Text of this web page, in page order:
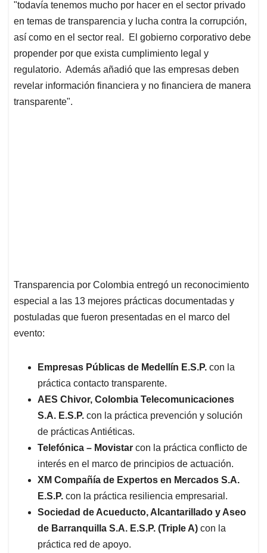
"todavía tenemos mucho por hacer en el sector privado
en temas de transparencia y lucha contra la corrupción,
así como en el sector real. El gobierno corporativo debe
propender por que exista cumplimiento legal y
regulatorio. Además añadió que las empresas deben
revelar información financiera y no financiera de manera
transparente".
Transparencia por Colombia entregó un reconocimiento
especial a las 13 mejores prácticas documentadas y
postuladas que fueron presentadas en el marco del
evento:
Empresas Públicas de Medellín E.S.P. con la
práctica contacto transparente.
AES Chivor, Colombia Telecomunicaciones
S.A. E.S.P. con la práctica prevención y solución
de prácticas Antiéticas.
Telefónica – Movistar con la práctica conflicto de
interés en el marco de principios de actuación.
XM Compañía de Expertos en Mercados S.A.
E.S.P. con la práctica resiliencia empresarial.
Sociedad de Acueducto, Alcantarillado y Aseo
de Barranquilla S.A. E.S.P. (Triple A) con la
práctica red de apoyo.